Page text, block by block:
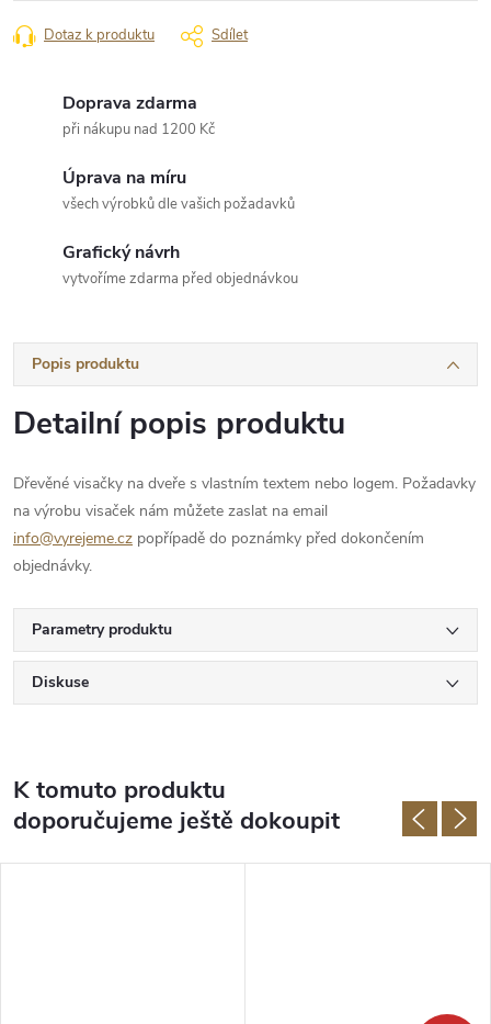
Dotaz k produktu Sdílet
Doprava zdarma
při nákupu nad 1200 Kč
Úprava na míru
všech výrobků dle vašich požadavků
Grafický návrh
vytvoříme zdarma před objednávkou
Popis produktu
Detailní popis produktu
Dřevěné visačky na dveře s vlastním textem nebo logem. Požadavky
na výrobu visaček nám můžete zaslat na email
info@vyrejeme.cz popřípadě do poznámky před dokončením
objednávky.
Parametry produktu
Diskuse
K tomuto produktu
doporučujeme ještě dokoupit